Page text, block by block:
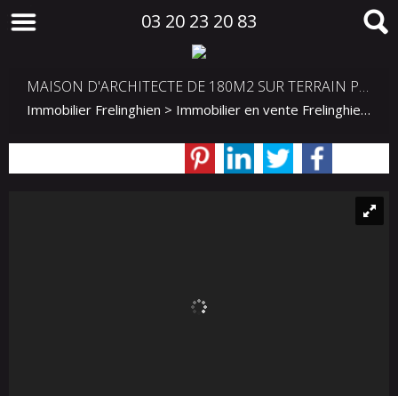
03 20 23 20 83
MAISON D'ARCHITECTE DE 180M2 SUR TERRAIN PAYSAGER DE 1200M2
Immobilier Frelinghien > Immobilier en vente Frelinghien